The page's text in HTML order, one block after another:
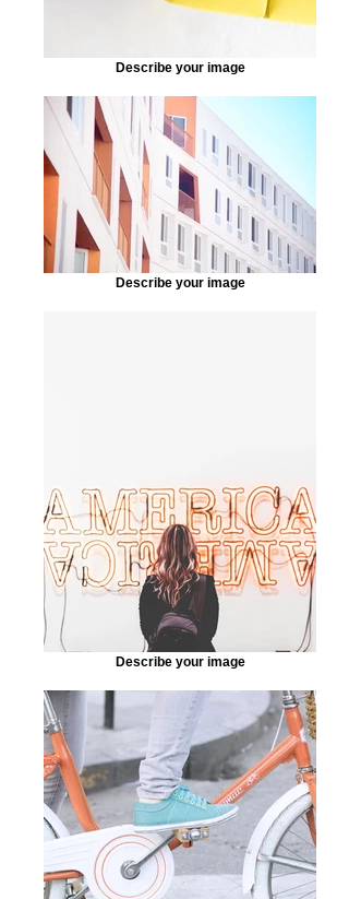
Describe your image
Describe your image
Describe your image